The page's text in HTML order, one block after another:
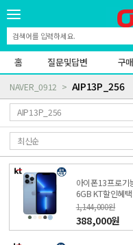
홈 질문및답변 구
NAVER_0912 AIP13P_256
아이폰13프로기
6GB KT할인혜
가폰 신청) 온라인
영점
1,144,000원
388,000원